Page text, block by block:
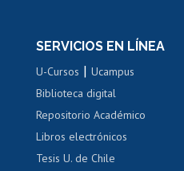
Movilidad Estudiantil
Cursos de español
SERVICIOS EN LÍNEA
U-Cursos |Ucampus
Biblioteca digital
Repositorio Académico
Libros electrónicos
Tesis U. de Chile